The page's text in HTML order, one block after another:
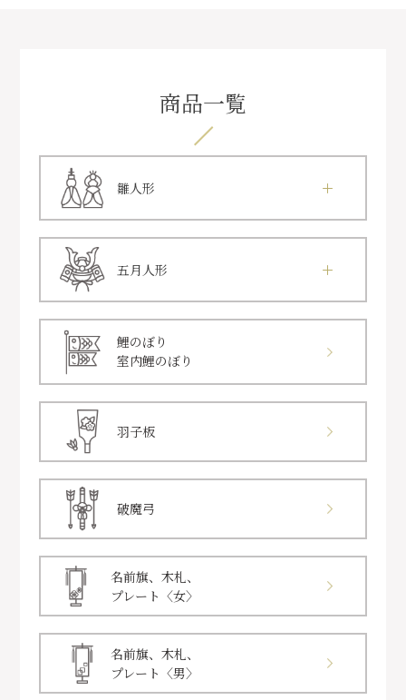
商品一覧
雛人形
五月人形
鯉のぼり
室内鯉のぼり
羽子板
破魔弓
名前旗、木札、
プレート〈女〉
名前旗、木札、
プレート〈男〉